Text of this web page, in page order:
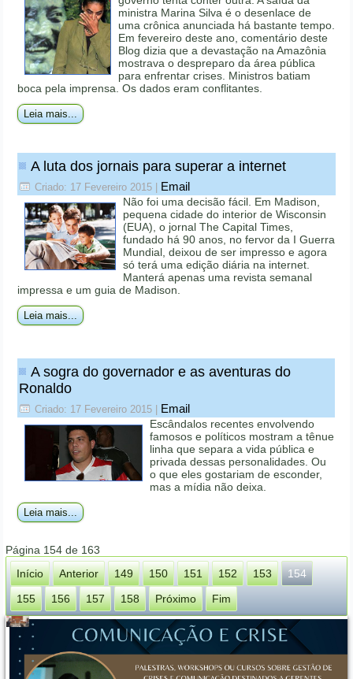
ministra Marina Silva é o desenlace de
uma crônica anunciada há bastante tempo.
Em fevereiro deste ano, comentário deste
Blog dizia que a devastação na Amazônia
mostrava o despreparo da área pública
para enfrentar crises. Ministros batiam
boca pela imprensa. Os dados eram conflitantes.
Leia mais...
A luta dos jornais para superar a internet
Criado: 17 Fevereiro 2015 Email
Não foi uma decisão fácil. Em Madison,
pequena cidade do interior de Wisconsin
(EUA), o jornal The Capital Times,
fundado há 90 anos, no fervor da I Guerra
Mundial, deixou de ser impresso e agora
só terá uma edição diária na internet.
Manterá apenas uma revista semanal
impressa e um guia de Madison.
Leia mais...
A sogra do governador e as aventuras do
Ronaldo
Criado: 17 Fevereiro 2015 Email
Escândalos recentes envolvendo
famosos e políticos mostram a tênue
linha que separa a vida pública e
privada dessas personalidades. Ou
o que eles gostariam de esconder,
mas a mídia não deixa.
Leia mais...
Página 154 de 163
Início
Anterior 149 150 151 152 153
154
155
156 157 158 Próximo Fim